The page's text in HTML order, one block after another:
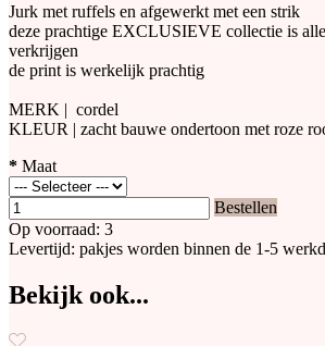
Jurk met ruffels en afgewerkt met een strik
deze prachtige EXCLUSIEVE collectie is
verkrijgen
de print is werkelijk prachtig
MERK | cordel
KLEUR | zacht bauwe ondertoon met roze
* Maat
Bestellen
Op voorraad: 3
Levertijd: pakjes worden binnen de 1-5
Bekijk ook...